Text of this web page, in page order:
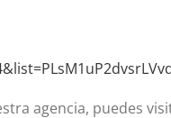
agencia, puedes